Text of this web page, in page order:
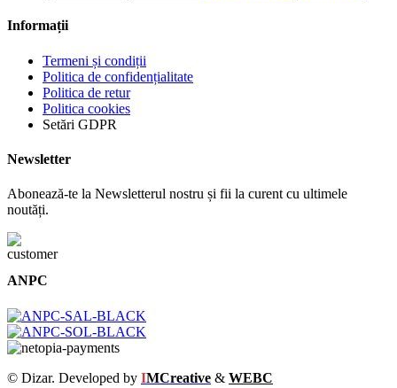
Informații
Termeni și condiții
Politica de confidențialitate
Politica de retur
Politica cookies
Setări GDPR
Newsletter
Abonează-te la Newsletterul nostru și fii la curent cu ultimele
noutăți.
ANPC
© Dizar. Developed by IMCreative & WEBC